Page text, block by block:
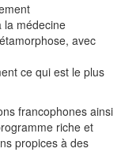
la médecine
avec
ce qui est le plus
francophones ainsi
riche et
propices à des